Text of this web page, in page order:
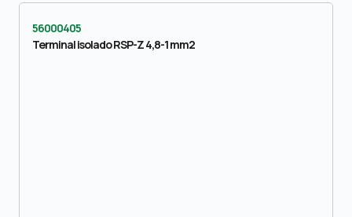
56000405
Terminal isolado RSP-Z 4,8-1 mm2